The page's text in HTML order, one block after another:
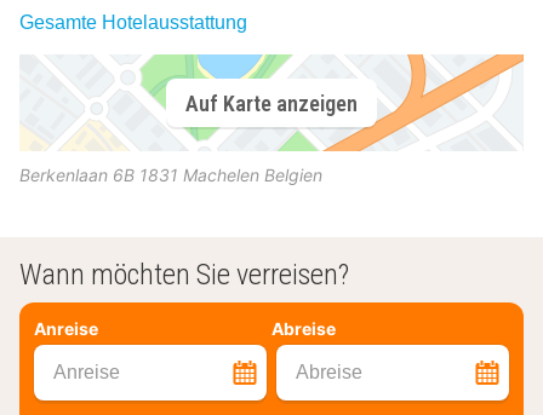
Gesamte Hotelausstattung
Auf Karte anzeigen
Berkenlaan 6B 1831 Machelen Belgien
Wann möchten Sie verreisen?
Anreise Abreise
Anreise Abreise